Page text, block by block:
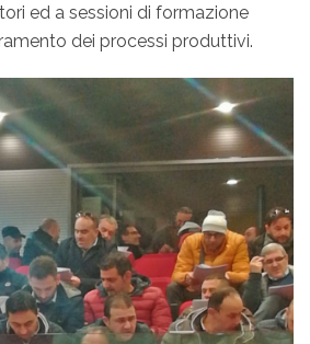
ed a sessioni di formazione
dei processi produttivi.